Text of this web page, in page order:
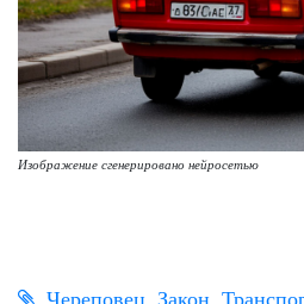
Изображение сгенерировано нейросетью
Череповец Закон